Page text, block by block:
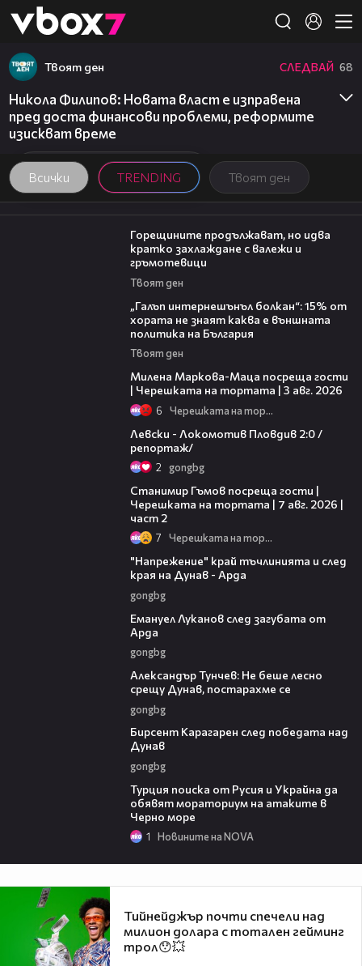
👾
Всички TRENDING Твоят ден
Твоят ден СЛЕДВАЙ 68
Никола Филипов: Новата власт е изправена
пред доста финансови проблеми, реформите
изискват време
02:31
Горещините продължават, но идва
кратко захлаждане с валежи и
гръмотевици
Твоят ден
„Галъп интернешънъл болкан“: 15% от
хората не знаят каква е външната
политика на България
Твоят ден
Милена Маркова-Маца посреща гости
| Черешката на тортата | 3 авг. 2026
6 Черешката на тортата
Левски - Локомотив Пловдив 2:0 /
репортаж/
2 gongbg
Станимир Гъмов посреща гости |
Черешката на тортата | 7 авг. 2026 |
част 2
7 Черешката на тортата
"Напрежение" край тъчлинията и след
края на Дунав - Арда
gongbg
Емануел Луканов след загубата от
Арда
gongbg
Александър Тунчев: Не беше лесно
срещу Дунав, постарахме се
gongbg
Бирсент Карагарен след победата над
Дунав
gongbg
Турция поиска от Русия и Украйна да
обявят мораториум на атаките в
Черно море
1 Новините на NOVA
Тийнейджър почти спечели над
милион долара с тотален гейминг
трол😯💥